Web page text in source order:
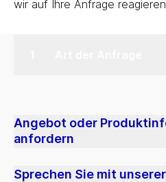
wir auf Ihre Anfrage
Angebot oder
anfordern
Sprechen Sie mit